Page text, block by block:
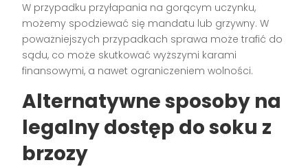
W przypadku przyłapania na gorącym uczynku,
możemy spodziewać się mandatu lub grzywny. W
poważniejszych przypadkach sprawa może trafić do
sądu, co może skutkować wyższymi karami
finansowymi, a nawet ograniczeniem wolności.
Alternatywne sposoby na
legalny dostęp do soku z
brzozy